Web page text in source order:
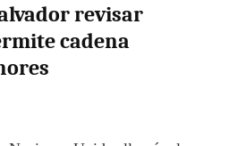
revisar
cadena